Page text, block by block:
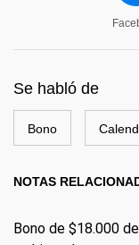
Se habló de
Bono
NOTAS
Bono de $18.000